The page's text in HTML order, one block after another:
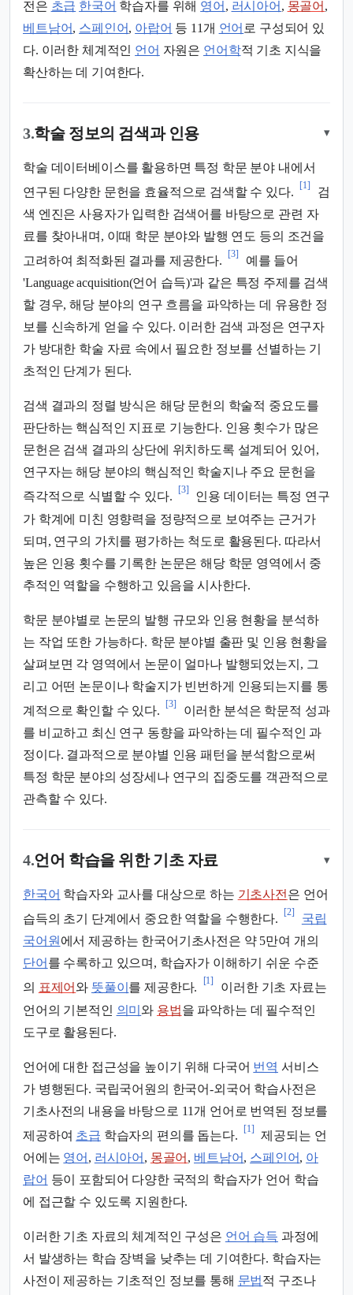
전은 초급 한국어 학습자를 위해 영어 , 러시아어 , 몽골어 ,
베트남어, 스페인어, 아랍어 등 11개 언어 로 구성되어 있
다. 이러한 체계적인 언어 자원은 언어학적 기초 지식을
확산하는 데 기여한다.
3.학술 정보의 검색과 인용 ▾
학술 데이터베이스를 활용하면 특정 학문 분야 내에서
연구된 다양한 문헌을 효율적으로 검색할 수 있다.
[1]
검
색 엔진은 사용자가 입력한 검색어를 바탕으로 관련 자
료를 찾아내며, 이때 학문 분야와 발행 연도 등의 조건을
고려하여 최적화된 결과를 제공한다.
[3]
예를 들어
'Language acquisition(언어 습득)'과 같은 특정 주제를 검색
할 경우, 해당 분야의 연구 흐름을 파악하는 데 유용한 정
보를 신속하게 얻을 수 있다. 이러한 검색 과정은 연구자
가 방대한 학술 자료 속에서 필요한 정보를 선별하는 기
초적인 단계가 된다.
검색 결과의 정렬 방식은 해당 문헌의 학술적 중요도를
판단하는 핵심적인 지표로 기능한다. 인용 횟수가 많은
문헌은 검색 결과의 상단에 위치하도록 설계되어 있어,
연구자는 해당 분야의 핵심적인 학술지나 주요 문헌을
즉각적으로 식별할 수 있다.
[3]
인용 데이터는 특정 연구
가 학계에 미친 영향력을 정량적으로 보여주는 근거가
되며, 연구의 가치를 평가하는 척도로 활용된다. 따라서
높은 인용 횟수를 기록한 논문은 해당 학문 영역에서 중
추적인 역할을 수행하고 있음을 시사한다.
학문 분야별로 논문의 발행 규모와 인용 현황을 분석하
는 작업 또한 가능하다. 학문 분야별 출판 및 인용 현황을
살펴보면 각 영역에서 논문이 얼마나 발행되었는지, 그
리고 어떤 논문이나 학술지가 빈번하게 인용되는지를 통
계적으로 확인할 수 있다.
[3]
이러한 분석은 학문적 성과
를 비교하고 최신 연구 동향을 파악하는 데 필수적인 과
정이다. 결과적으로 분야별 인용 패턴을 분석함으로써
특정 학문 분야의 성장세나 연구의 집중도를 객관적으로
관측할 수 있다.
4.언어 학습을 위한 기초 자료 ▾
한국어 학습자와 교사를 대상으로 하는 기초사전 은 언어
습득의 초기 단계에서 중요한 역할을 수행한다.
[2]
국립
국어원 에서 제공하는 한국어기초사전은 약 5만여 개의
단어 를 수록하고 있으며, 학습자가 이해하기 쉬운 수준
의 표제어 와 뜻풀이 를 제공한다.
[1]
이러한 기초 자료는
언어의 기본적인 의미 와 용법을 파악하는 데 필수적인
도구로 활용된다.
언어에 대한 접근성을 높이기 위해 다국어 번역 서비스
가 병행된다. 국립국어원의 한국어-외국어 학습사전은
기초사전의 내용을 바탕으로 11개 언어로 번역된 정보를
제공하여 초급 학습자의 편의를 돕는다.
[1]
제공되는 언
어에는 영어 , 러시아어 , 몽골어 , 베트남어, 스페인어, 아
랍어 등이 포함되어 다양한 국적의 학습자가 언어 학습
에 접근할 수 있도록 지원한다.
이러한 기초 자료의 체계적인 구성은 언어 습득 과정에
서 발생하는 학습 장벽을 낮추는 데 기여한다. 학습자는
사전이 제공하는 기초적인 정보를 통해 문법적 구조나